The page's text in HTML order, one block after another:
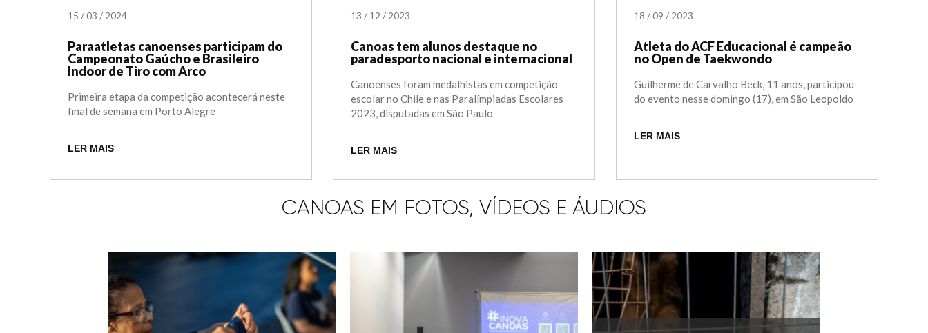
15 /03 / 2024
Paraatletas canoenses participam do
Campeonato Gaúcho e Brasileiro
Indoor de Tiro com Arco
Primeira etapa da competição acontecerá neste
final de semana em Porto Alegre
LER MAIS
13 / 12 / 2023
Canoas tem alunos destaque no
paradesporto nacional e internacional
Canoenses foram medalhistas em competição
escolar no Chile e nas Paralímpiadas Escolares
2023, disputadas em São Paulo
LER MAIS
18 /09 / 2023
Atleta do ACF Educacional é campeão
no Open de Taekwondo
Guilherme de Carvalho Beck, 11 anos, participou
do evento nesse domingo (17), em São Leopoldo
LER MAIS
CANOAS EM FOTOS, VÍDEOS E ÁUDIOS